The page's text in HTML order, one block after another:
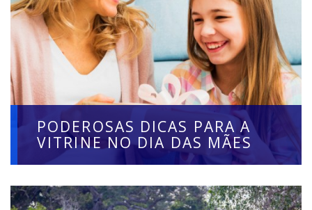
PODEROSAS DICAS PARA A
VITRINE NO DIA DAS MÃES